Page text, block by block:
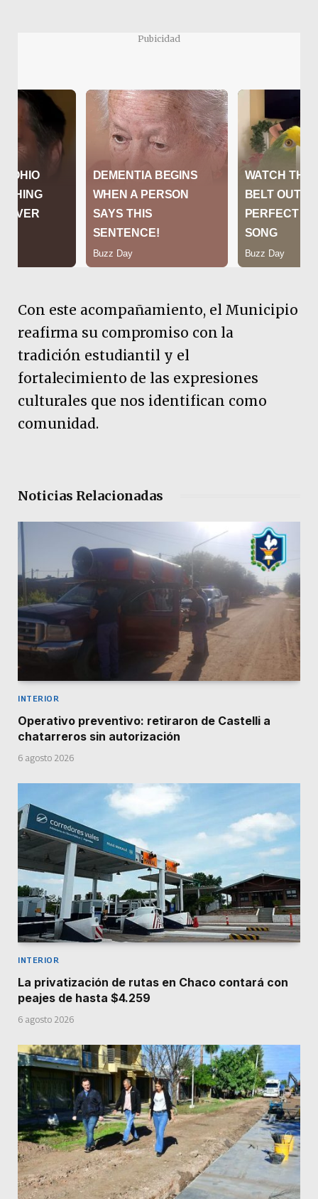
Pubicidad
Con este acompañamiento, el Municipio
reafirma su compromiso con la
tradición estudiantil y el
fortalecimiento de las expresiones
culturales que nos identifican como
comunidad.
Noticias Relacionadas
INTERIOR
Operativo preventivo: retiraron de Castelli a
chatarreros sin autorización
6 agosto 2026
INTERIOR
La privatización de rutas en Chaco contará con
peajes de hasta $4.259
6 agosto 2026